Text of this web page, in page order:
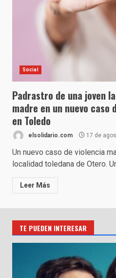
Social
Padrastro de una joven
madre en un nuevo caso
en Toledo
elsolidario.com 17 de
Un nuevo caso de violencia
localidad toledana de Otero.
Leer Más
TE PUEDEN INTERESAR